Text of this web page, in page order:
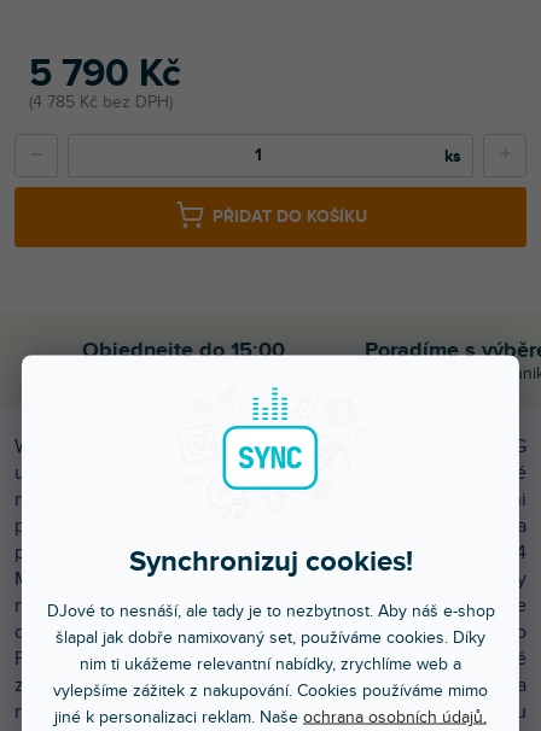
Synchronizuj cookies!
DJové to nesnáší, ale tady je to nezbytnost. Aby náš e-shop
šlapal jak dobře namixovaný set, používáme cookies. Díky
nim ti ukážeme relevantní nabídky, zrychlíme web a
vylepšíme zážitek z nakupování. Cookies používáme mimo
jiné k personalizaci reklam. Naše ochrana osobních údajů.
5 790 Kč
4 785 Kč bez DPH
PŘIDAT DO KOŠÍKU
Objednejte do 15:00 Poradíme s
Chválíte nás za
WMS40 MINI2 je bezdrátový nástrojový set značky AKG
určený pro kytaru, baskytaru, headsety a nástrojové
mikrofony. Komplet je složený z dvoukanálového mini
přijímače SR40 Dual, dvou mini body-pack vysílačů PT40 a
pracuje na přenosových frekvencích 537,9 MHz a 540,4
MHz. Uplatní se všude, kde jsou kladeny vysoké požadavky
na rychlost obsluhy a maximální čistotu zvuku. Ta je
dosažena díky technologii HDAP (High Definition Audio
Performance). Minimum ovládacích prvků umožňuje snadné
zprovoznění celého systému, ultrakompaktní rozměry a
nízká hmotnost vysílače zaručují uživateli neomezenou